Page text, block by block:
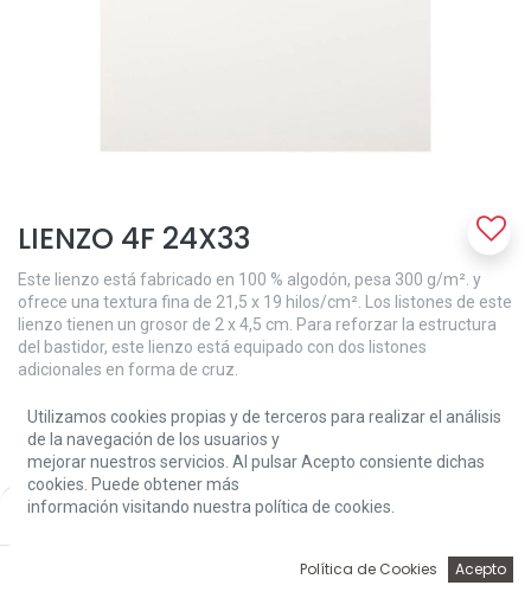
Price:
Add to Cart
LIENZO 4F 24X33
Este lienzo está fabricado en 100 % algodón, pesa 300 g/m². y
ofrece una textura fina de 21,5 x 19 hilos/cm². Los listones de este
lienzo tienen un grosor de 2 x 4,5 cm. Para reforzar la estructura
del bastidor, este lienzo está equipado con dos listones
adicionales en forma de cruz.
6,70€
Utilizamos cookies propias y de terceros para realizar el análisis
de la navegación de los usuarios y
mejorar nuestros servicios. Al pulsar Acepto consiente dichas
cookies. Puede obtener más
información visitando nuestra política de cookies.
Política de Cookies Acepto